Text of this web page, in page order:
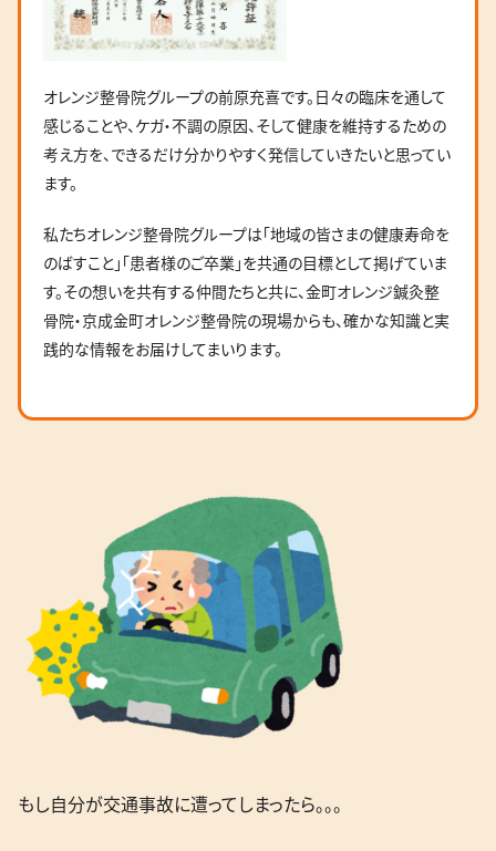
オレンジ整骨院グループの前原充喜です。日々の臨床を通して
感じることや、ケガ・不調の原因、そして健康を維持するための
考え方を、できるだけ分かりやすく発信していきたいと思ってい
ます。
私たちオレンジ整骨院グループは「地域の皆さまの健康寿命を
のばすこと」「患者様のご卒業」を共通の目標として掲げていま
す。その想いを共有する仲間たちと共に、金町オレンジ鍼灸整
骨院・京成金町オレンジ整骨院の現場からも、確かな知識と実
践的な情報をお届けしてまいります。
もし自分が交通事故に遭ってしまったら。。。